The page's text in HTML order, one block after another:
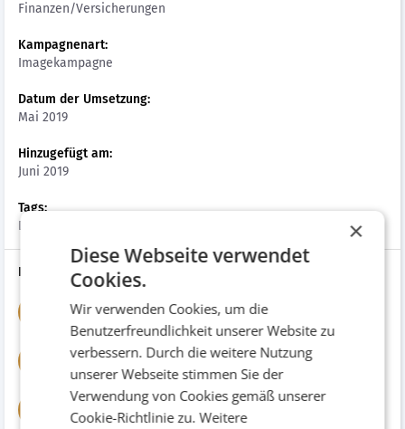
Finanzen/Versicherungen
Kampagnenart:
Imagekampagne
Datum der Umsetzung:
Mai 2019
Hinzugefügt am:
Juni 2019
Tags:
Druckwerke, Inserat
Personen
Johanna Knaus, Lisa Hammerl
Marcus Hartmann
Creative Director
Christian Frenzel
Art Director
×
Diese Webseite verwendet
Cookies.
Wir verwenden Cookies, um die
Benutzerfreundlichkeit unserer Website zu
verbessern. Durch die weitere Nutzung
unserer Webseite stimmen Sie der
Verwendung von Cookies gemäß unserer
Cookie-Richtlinie zu.Weitere